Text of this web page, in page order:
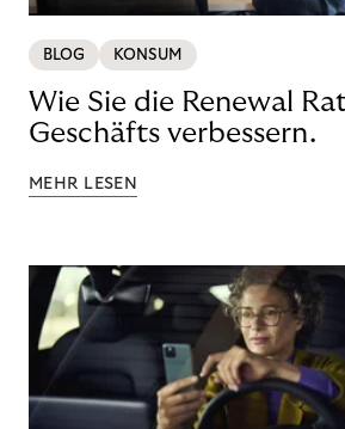
BLOG KONSUM
Wie Sie die Renewal
Geschäfts verbessern.
MEHR LESEN